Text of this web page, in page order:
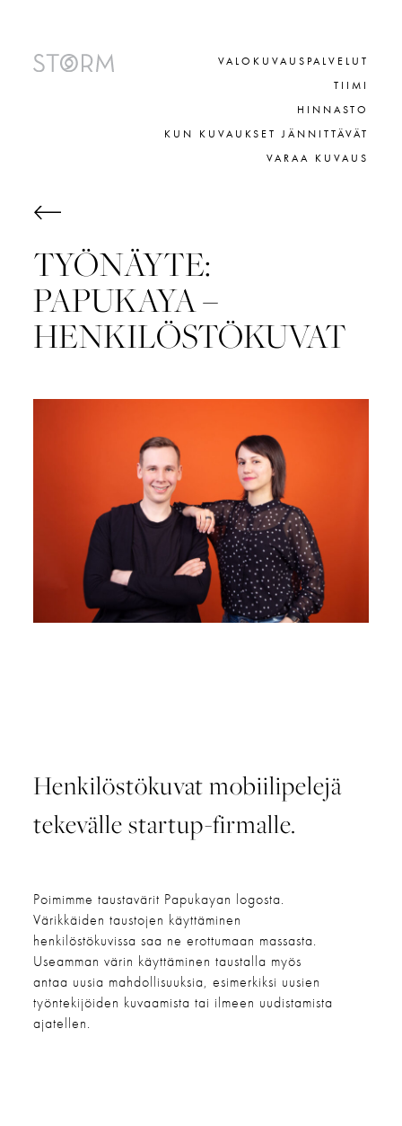
content
VALOKUVAUSPALVELUT
TIIMI
HINNASTO
KUN KUVAUKSET JÄNNITTÄVÄT
VARAA KUVAUS
TYÖNÄYTE:
PAPUKAYA –
HENKILÖSTÖKUVAT
Henkilöstökuvat mobiilipelejä
tekevälle startup-firmalle.
Poimimme taustavärit Papukayan logosta.
Värikkäiden taustojen käyttäminen
henkilöstökuvissa saa ne erottumaan massasta.
Useamman värin käyttäminen taustalla myös
antaa uusia mahdollisuuksia, esimerkiksi uusien
työntekijöiden kuvaamista tai ilmeen uudistamista
ajatellen.